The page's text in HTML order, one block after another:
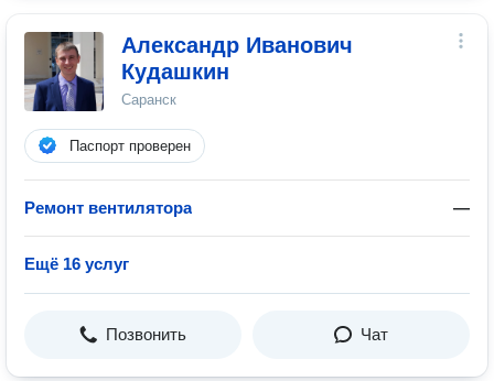
Александр Иванович
Кудашкин
Саранск
Паспорт проверен
Ремонт вентилятора —
Ещё 16 услуг
Позвонить Чат